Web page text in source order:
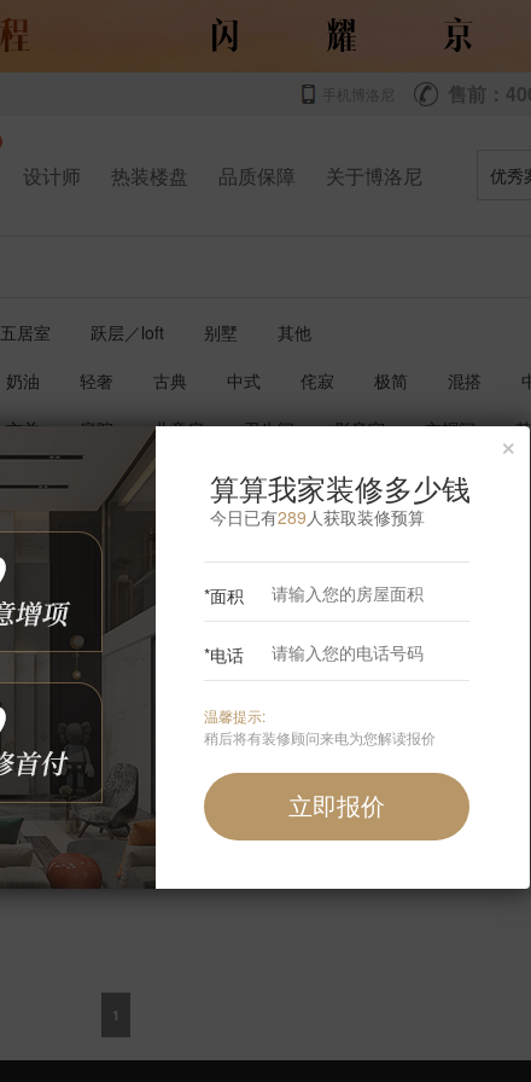
手机博洛尼 售前：
设计师 热装楼盘 品质保障 关于博洛尼 优秀
五居室 跃层／loft 别墅
其他
奶油 轻奢 古典 中式 侘寂 极简 混搭
玄关 庭院 儿童房 卫生间 影音室 衣帽间
共1套
1
×
算算我家装修多少钱
今日已有289 人获取装修预算
*面积
*电话
温馨提示:
稍后将有装修顾问来电为您解读报价